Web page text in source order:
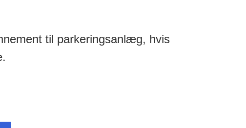
til parkeringsanlæg, hvis